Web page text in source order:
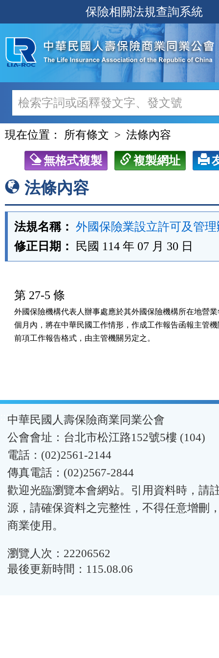
至
主
內
容
保險相關法規查詢系統
現在位置： 所有條文 法條內容
無格式複製 複製網址
法條內容
法規名稱： 外國保險業設立許可及管
修正日期：
民國 114 年 07 月 30 日
第 27-5 條
外國保險機構代表人辦事處應於其外國保險機構所在地營
個月內，將在中華民國工作情形，作成工作報告函報主管
前項工作報告格式，由主管機關另定之。
:::中華民國人壽保險商業同業公會
公會會址：台北市松江路152號5樓 (104)
電話：(02)2561-2144
傳真電話：(02)2567-2844
歡迎光臨瀏覽本會網站。引用資料時，請
源，請確保資料之完整性，不得任意增刪
商業使用。
瀏覽人次：22206562
最後更新時間：115.08.06